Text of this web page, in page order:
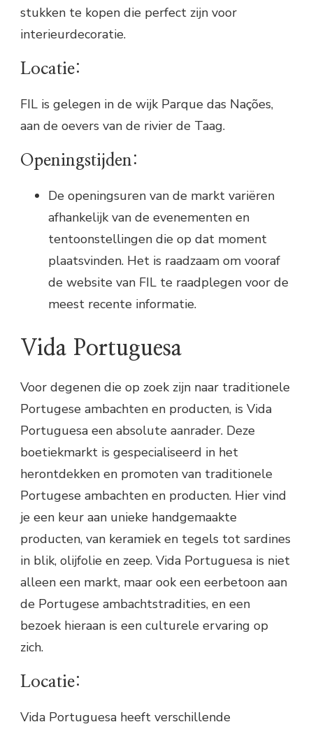
stukken te kopen die perfect zijn voor
interieurdecoratie.
Locatie:
FIL is gelegen in de wijk Parque das Nações,
aan de oevers van de rivier de Taag.
Openingstijden:
De openingsuren van de markt variëren
afhankelijk van de evenementen en
tentoonstellingen die op dat moment
plaatsvinden. Het is raadzaam om vooraf
de website van FIL te raadplegen voor de
meest recente informatie.
Vida Portuguesa
Voor degenen die op zoek zijn naar traditionele
Portugese ambachten en producten, is Vida
Portuguesa een absolute aanrader. Deze
boetiekmarkt is gespecialiseerd in het
herontdekken en promoten van traditionele
Portugese ambachten en producten. Hier vind
je een keur aan unieke handgemaakte
producten, van keramiek en tegels tot sardines
in blik, olijfolie en zeep. Vida Portuguesa is niet
alleen een markt, maar ook een eerbetoon aan
de Portugese ambachtstradities, en een
bezoek hieraan is een culturele ervaring op
zich.
Locatie:
Vida Portuguesa heeft verschillende